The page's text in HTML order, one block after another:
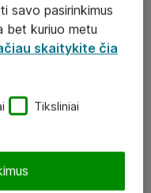
savo pasirinkimus
bet kuriuo metu
skaitykite čia
Tiksliniai